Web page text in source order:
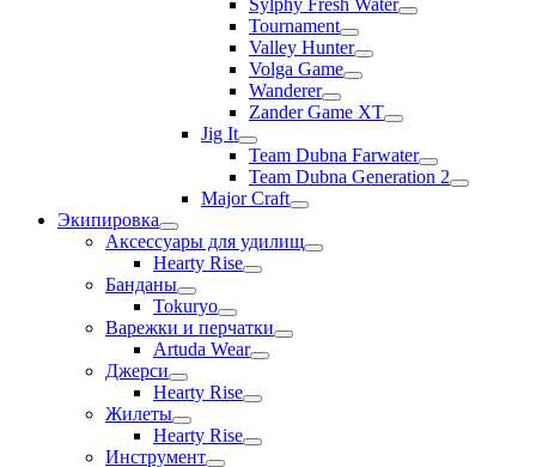
Sylphy Fresh Water
Tournament
Valley Hunter
Volga Game
Wanderer
Zander Game XT
Jig It
Team Dubna Farwater
Team Dubna Generation 2
Major Craft
Экипировка
Аксессуары для удилищ
Hearty Rise
Банданы
Tokuryo
Варежки и перчатки
Artuda Wear
Джерси
Hearty Rise
Жилеты
Hearty Rise
Инструмент